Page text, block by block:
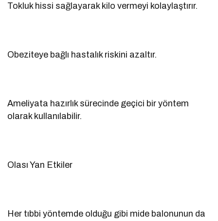
Tokluk hissi sağlayarak kilo vermeyi kolaylaştırır.
Obeziteye bağlı hastalık riskini azaltır.
Ameliyata hazırlık sürecinde geçici bir yöntem
olarak kullanılabilir.
Olası Yan Etkiler
Her tıbbi yöntemde olduğu gibi mide balonunun da